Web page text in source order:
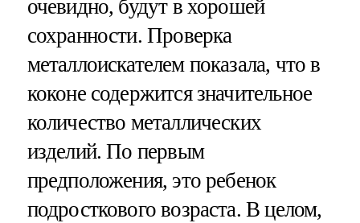
очевидно, будут в хорошей
сохранности. Проверка
металлоискателем показала, что в
коконе содержится значительное
количество металлических
изделий. По первым
предположения, это ребенок
подросткового возраста. В целом,